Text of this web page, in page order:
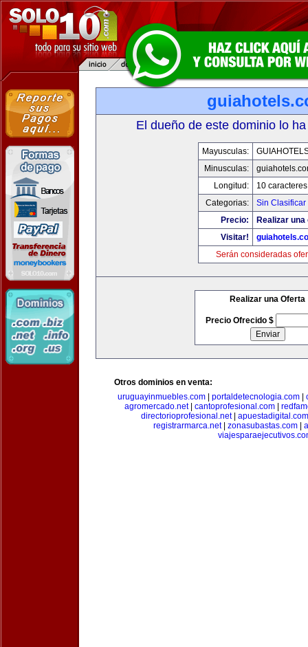
El dueño de este dominio lo
Mayusculas:
Minusculas:
Longitud:
10 caracteres
Categorias:
Sin Clasificar
Precio:
Realizar
Visitar!
Serán consideradas
Realizar una Oferta
Precio Ofrecido $
Otros dominios en venta:
uruguayinmuebles.com
portaldetecnologia.com
agromercado.net| cantoprofesional.com
directorioprofesional.net| apuestadigital.com
registrarmarca.net| zonasubastas.com|